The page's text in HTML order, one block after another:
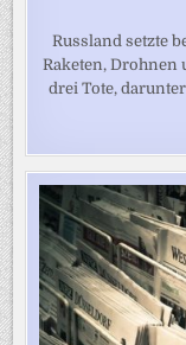
Russland setzte
Raketen, Drohnen
drei Tote,